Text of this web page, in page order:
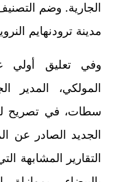
الجارية. وضم
مدينة ترودنهايم
وفي تعليق أولي
المولكي، المدير
سطات، في تصريح
الجديد الصادر عن
التقارير المشابهة